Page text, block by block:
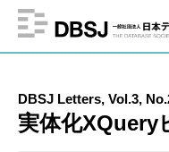
DBSJ Letters, Vol.3,
実体化XQuery